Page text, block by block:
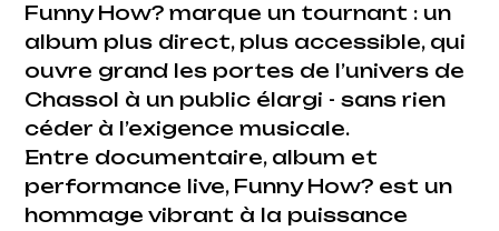
Funny How? marque un tournant : un
album plus direct, plus accessible, qui
ouvre grand les portes de l’univers de
Chassol à un public élargi - sans rien
céder à l’exigence musicale.
Entre documentaire, album et
performance live, Funny How? est un
hommage vibrant à la puissance